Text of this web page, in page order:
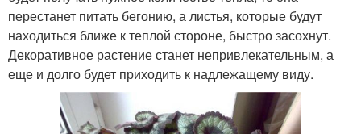
перестанет питать бегонию, а листья, которые будут
находиться ближе к теплой стороне, быстро засохнут.
Декоративное растение станет непривлекательным, а
еще и долго будет приходить к надлежащему виду.